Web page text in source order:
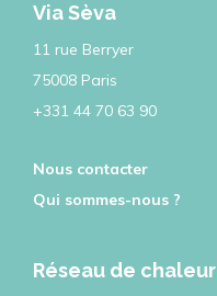
Via Sèva
11 rue Berryer
75008 Paris
+331 44 70 63 90
Nous contacter
Qui sommes-nous ?
Réseau de chaleur